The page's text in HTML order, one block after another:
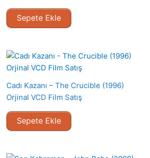
Sepete Ekle
Cadı Kazanı – The Crucible (1996)
Orjinal VCD Film Satış
Sepete Ekle